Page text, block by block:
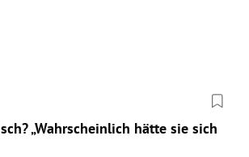
„Wahrscheinlich hätte sie sich